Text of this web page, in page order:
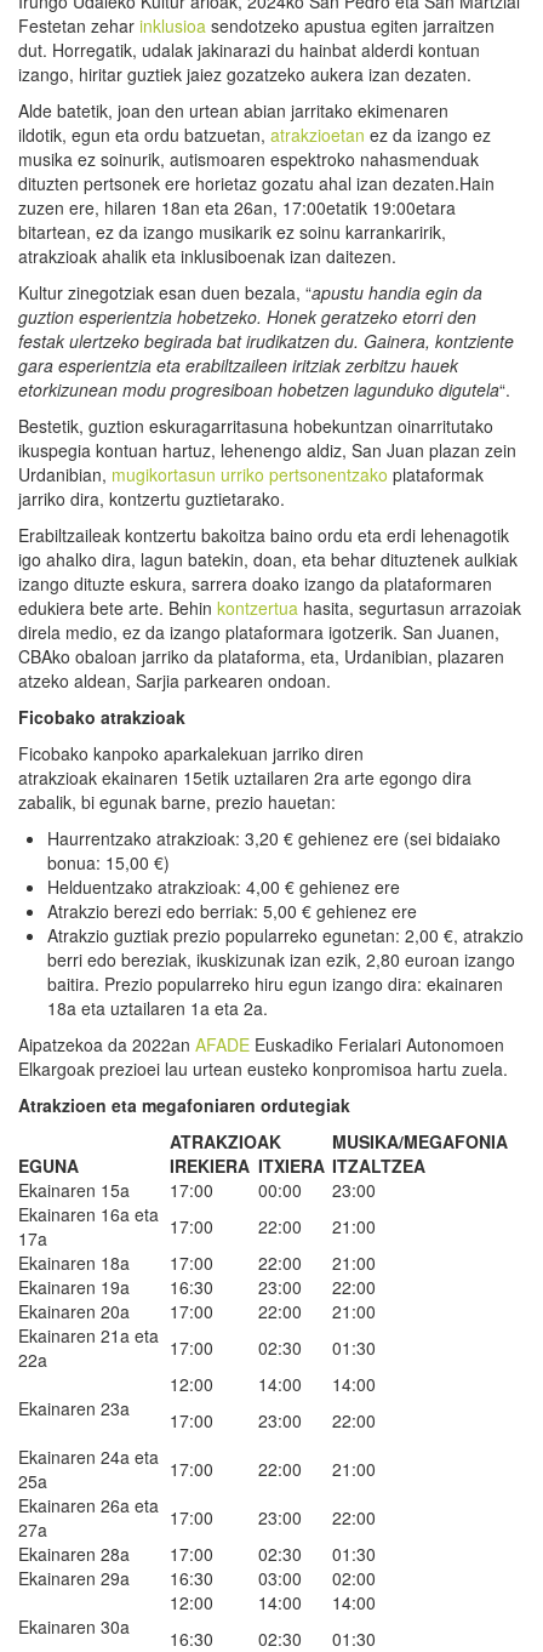
Festetan zehar inklusioa sendotzeko apustua egiten jarraitzen
dut. Horregatik, udalak jakinarazi du hainbat alderdi kontuan
izango, hiritar guztiek jaiez gozatzeko aukera izan dezaten.
Alde batetik, joan den urtean abian jarritako ekimenaren
ildotik, egun eta ordu batzuetan, atrakzioetan ez da izango ez
musika ez soinurik, autismoaren espektroko nahasmenduak
dituzten pertsonek ere horietaz gozatu ahal izan dezaten.Hain
zuzen ere, hilaren 18an eta 26an, 17:00etatik 19:00etara
bitartean, ez da izango musikarik ez soinu karrankaririk,
atrakzioak ahalik eta inklusiboenak izan daitezen.
Kultur zinegotziak esan duen bezala, “apustu handia egin da
guztion esperientzia hobetzeko. Honek geratzeko etorri den
festak ulertzeko begirada bat irudikatzen du. Gainera, kontziente
gara esperientzia eta erabiltzaileen iritziak zerbitzu hauek
etorkizunean modu progresiboan hobetzen lagunduko digutela“.
Bestetik, guztion eskuragarritasuna hobekuntzan oinarritutako
ikuspegia kontuan hartuz, lehenengo aldiz, San Juan plazan zein
Urdanibian, mugikortasun urriko pertsonentzako plataformak
jarriko dira, kontzertu guztietarako.
Erabiltzaileak kontzertu bakoitza baino ordu eta erdi lehenagotik
igo ahalko dira, lagun batekin, doan, eta behar dituztenek aulkiak
izango dituzte eskura, sarrera doako izango da plataformaren
edukiera bete arte. Behin kontzertua hasita, segurtasun arrazoiak
direla medio, ez da izango plataformara igotzerik. San Juanen,
CBAko obaloan jarriko da plataforma, eta, Urdanibian, plazaren
atzeko aldean, Sarjia parkearen ondoan.
Ficobako atrakzioak
Ficobako kanpoko aparkalekuan jarriko diren
atrakzioak ekainaren 15etik uztailaren 2ra arte egongo dira
zabalik, bi egunak barne, prezio hauetan:
Haurrentzako atrakzioak: 3,20 € gehienez ere (sei bidaiako
bonua: 15,00 €)
Helduentzako atrakzioak: 4,00 € gehienez ere
Atrakzio berezi edo berriak: 5,00 € gehienez ere
Atrakzio guztiak prezio popularreko egunetan: 2,00 €, atrakzio
berri edo bereziak, ikuskizunak izan ezik, 2,80 euroan izango
baitira. Prezio popularreko hiru egun izango dira: ekainaren
18a eta uztailaren 1a eta 2a.
Aipatzekoa da 2022an AFADE Euskadiko Ferialari Autonomoen
Elkargoak prezioei lau urtean eusteko konpromisoa hartu zuela.
Atrakzioen eta megafoniaren ordutegiak
ATRAKZIOAK
MUSIKA/MEGAFONIA
EGUNA
IREKIERA ITXIERA ITZALTZEA
Ekainaren 15a
17:00 00:00
23:00
Ekainaren 16a eta
17a
17:00 22:00
21:00
Ekainaren 18a
17:00 22:00
21:00
Ekainaren 19a
16:30 23:00
22:00
Ekainaren 20a
17:00 22:00
21:00
Ekainaren 21a eta
22a
17:00 02:30 01:30
Ekainaren 23a
12:00
17:00
14:00
23:00
14:00
22:00
Ekainaren 24a eta
25a
17:00 22:00
21:00
Ekainaren 26a eta
27a
17:00 23:00
22:00
Ekainaren 28a
17:00 02:30
01:30
Ekainaren 29a
16:30 03:00
02:00
Ekainaren 30a
12:00
16:30
14:00
02:30
14:00
01:30